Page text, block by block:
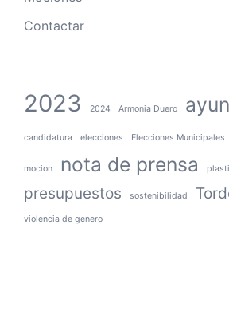
Contactar
2023 2024 Armonia Duero
candidatura elecciones Elecciones Municipales
mocion nota de prensa
presupuestos sostenibilidad
violencia de genero